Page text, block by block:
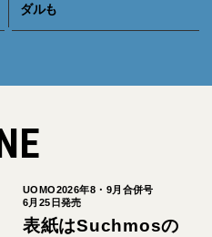
ダルも
UOMO2026年8・9月合併号
6月25日発売
表紙はSuchmosの